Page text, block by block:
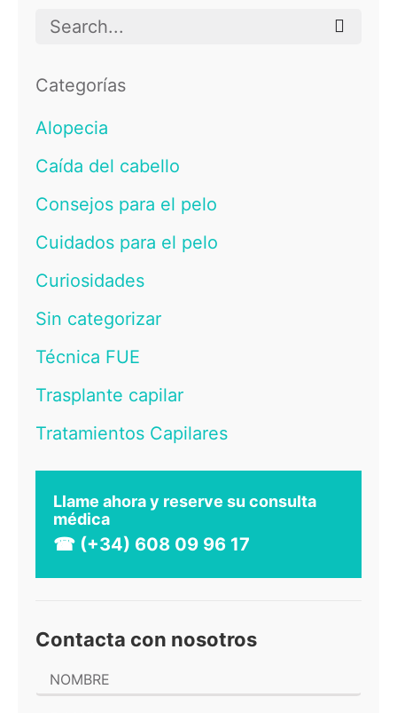
Search
Categorías
Alopecia
Caída del cabello
Consejos para el pelo
Cuidados para el pelo
Curiosidades
Sin categorizar
Técnica FUE
Trasplante capilar
Tratamientos Capilares
Llame ahora y reserve su consulta
médica
☎ (+34) 608 09 96 17
Contacta con nosotros